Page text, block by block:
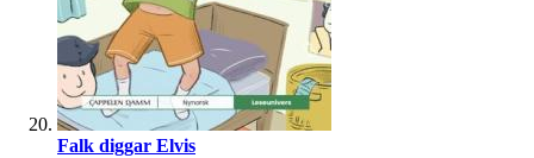
Falk diggar Elvis